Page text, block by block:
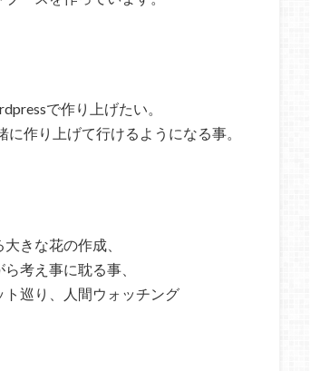
で作り上げたい。
作り上げて行けるようになる事。
きな花の作成、
考え事に耽る事、
巡り、人間ウォッチング